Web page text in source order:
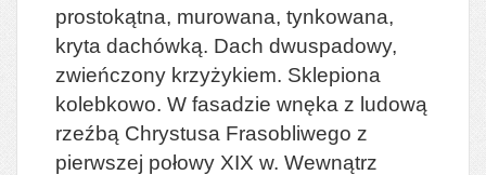
prostokątna, murowana, tynkowana,
kryta dachówką. Dach dwuspadowy,
zwieńczony krzyżykiem. Sklepiona
kolebkowo. W fasadzie wnęka z ludową
rzeźbą Chrystusa Frasobliwego z
pierwszej połowy XIX w. Wewnątrz